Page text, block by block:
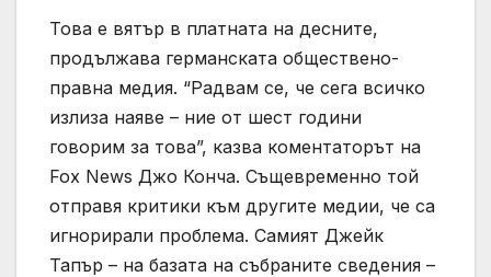
Това е вятър в платната на десните,
продължава германската обществено-
правна медия. “Радвам се, че сега всичко
излиза наяве – ние от шест години
говорим за това”, казва коментаторът на
Fox News Джо Конча. Същевременно той
отправя критики към другите медии, че са
игнорирали проблема. Самият Джейк
Тапър – на базата на събраните сведения –